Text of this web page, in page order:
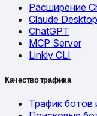
Расширение
Claude Desktop
ChatGPT
MCP Server
Linkly CLI
Качество трафика
Трафик ботов